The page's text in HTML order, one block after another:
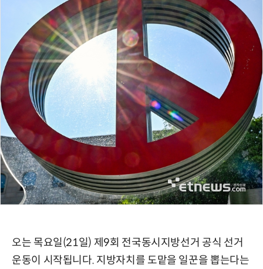
오는 목요일(21일) 제9회 전국동시지방선거 공식 선거
운동이 시작됩니다. 지방자치를 도맡을 일꾼을 뽑는다는